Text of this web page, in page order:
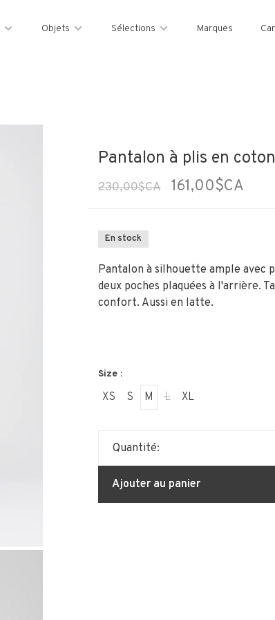
Objets Sélections Marques
Pantalon à plis en
230,00$CA 161,00$CA
En stock
Pantalon à silhouette ample avec
deux poches plaquées à l'arrière.
confort. Aussi en latte.
Size :
XS S M L XL
Quantité:
Ajouter au panier